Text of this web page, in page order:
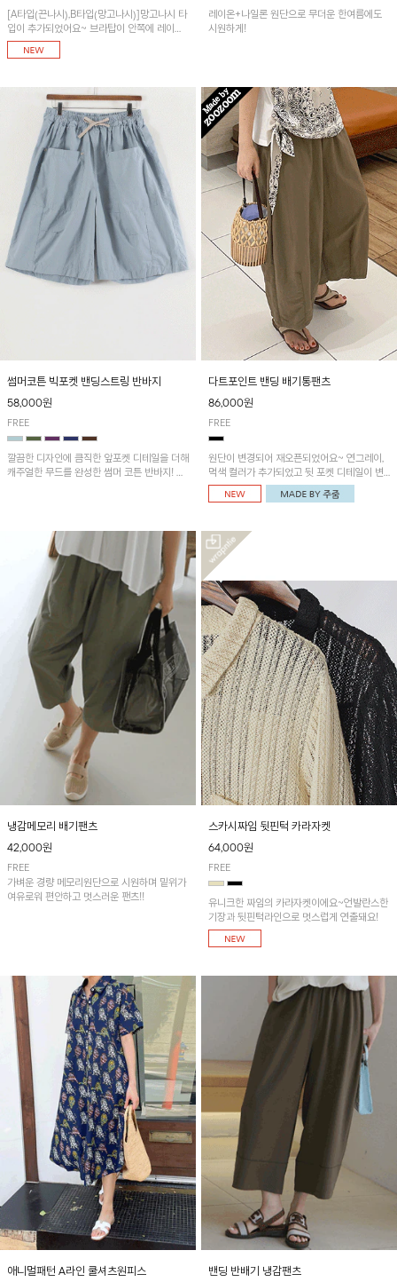
[A타입(끈나시),B타입(망고나시)]망고나시 타
입이 추가되었어요~ 브라탑이 안쪽에 레이어
드 되어 실용적인 나시!
레이온+나일론 원단으로 무더운 한여름에도
시원하게!
썸머코튼 빅포켓 밴딩스트링 반바지
58,000원
FREE
깔끔한 디자인에 큼직한 앞포켓 디테일을 더해
캐주얼한 무드를 완성한 썸머 코튼 반바지! 허
다트포인트 밴딩 배기통팬츠
86,000원
FREE
원단이 변경되어 재오픈되었어요~ 연그레이,
먹색 컬러가 추가되었고 뒷 포켓 디테일이 변
경되었습니다~가볍고 시원하게 착용되는 배
기통팬츠! 허리밴딩과 여유로운 통으로 편안해
냉감메모리 배기팬츠
42,000원
FREE
가벼운 경량 메모리원단으로 시원하며 밑위가
여유로워 편안하고 멋스러운 팬츠!!
스카시짜임 뒷핀턱 카라자켓
64,000원
FREE
유니크한 짜임의 카라자켓이에요~언발란스한
기장과 뒷핀턱라인으로 멋스럽게 연출돼요!
애니멀패턴 A라인 쿨셔츠원피스
밴딩 반배기 냉감팬츠